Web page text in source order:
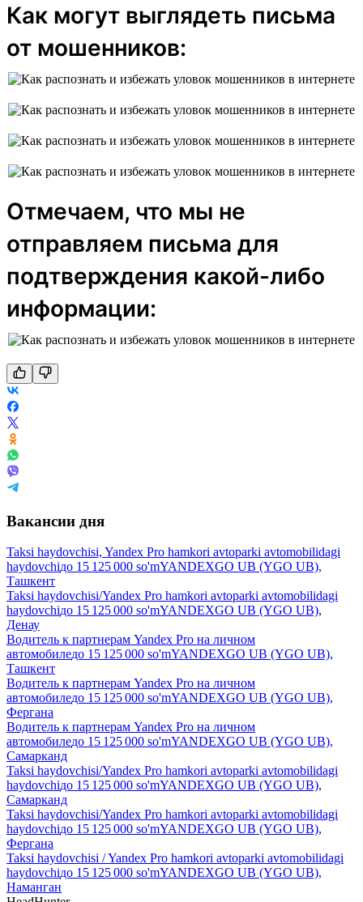
Как могут выглядеть письма
от мошенников:
Отмечаем, что мы не
отправляем письма для
подтверждения какой-либо
информации:
Вакансии дня
Taksi haydovchisi, Yandex Pro hamkori avtoparki avtomobilidagi
haydovchiдо 15 125 000 so'mYANDEXGO UB (YGO UB),
Ташкент
Taksi haydovchisi/Yandex Pro hamkori avtoparki avtomobilidagi
haydovchiдо 15 125 000 so'mYANDEXGO UB (YGO UB),
Денау
Водитель к партнерам Yandex Pro на личном
автомобиледо 15 125 000 so'mYANDEXGO UB (YGO UB),
Ташкент
Водитель к партнерам Yandex Pro на личном
автомобиледо 15 125 000 so'mYANDEXGO UB (YGO UB),
Фергана
Водитель к партнерам Yandex Pro на личном
автомобиледо 15 125 000 so'mYANDEXGO UB (YGO UB),
Самарканд
Taksi haydovchisi/Yandex Pro hamkori avtoparki avtomobilidagi
haydovchiдо 15 125 000 so'mYANDEXGO UB (YGO UB),
Самарканд
Taksi haydovchisi/Yandex Pro hamkori avtoparki avtomobilidagi
haydovchiдо 15 125 000 so'mYANDEXGO UB (YGO UB),
Фергана
Taksi haydovchisi / Yandex Pro hamkori avtoparki avtomobilidagi
haydovchiдо 15 125 000 so'mYANDEXGO UB (YGO UB),
Наманган